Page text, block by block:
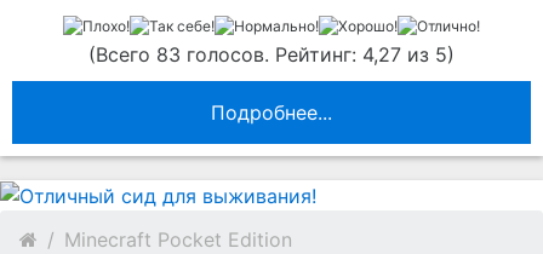
(Всего 83 голосов. Рейтинг: 4,27 из 5)
Подробнее...
Minecraft Pocket Edition